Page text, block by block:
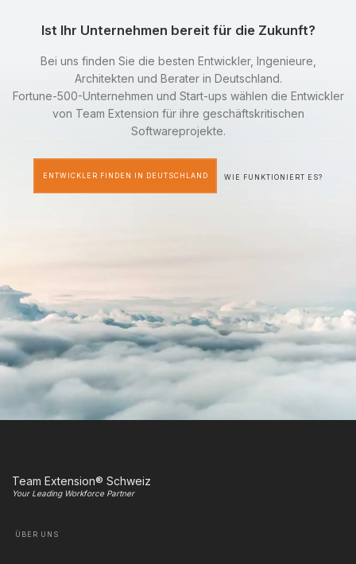
Ist Ihr Unternehmen bereit für die Zukunft?
Bei uns finden Sie die besten Entwickler, Ingenieure,
Architekten und Berater in Deutschland.
Fortune-500-Unternehmen und Start-ups wählen die Entwickler
von Team Extension für ihre geschäftskritischen
Softwareprojekte.
ENTWICKLER FINDEN IN DEUTSCHLAND WIE FUNKTIONIERT ES?
Team Extension® Schweiz
Your Leading Workforce Partner
ÜBER UNS